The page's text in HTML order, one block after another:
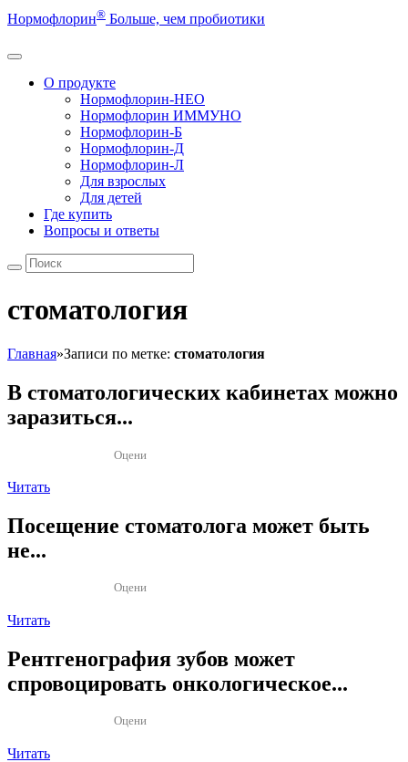
Нормофлорин® Больше, чем пробиотики
О продукте
Нормофлорин-НЕО
Нормофлорин ИММУНО
Нормофлорин-Б
Нормофлорин-Д
Нормофлорин-Л
Для взрослых
Для детей
Где купить
Вопросы и ответы
стоматология
Главная»Записи по метке: стоматология
В стоматологических кабинетах можно
заразиться...
Оцени
Читать
Посещение стоматолога может быть
не...
Оцени
Читать
Рентгенография зубов может
спровоцировать онкологическое...
Оцени
Читать